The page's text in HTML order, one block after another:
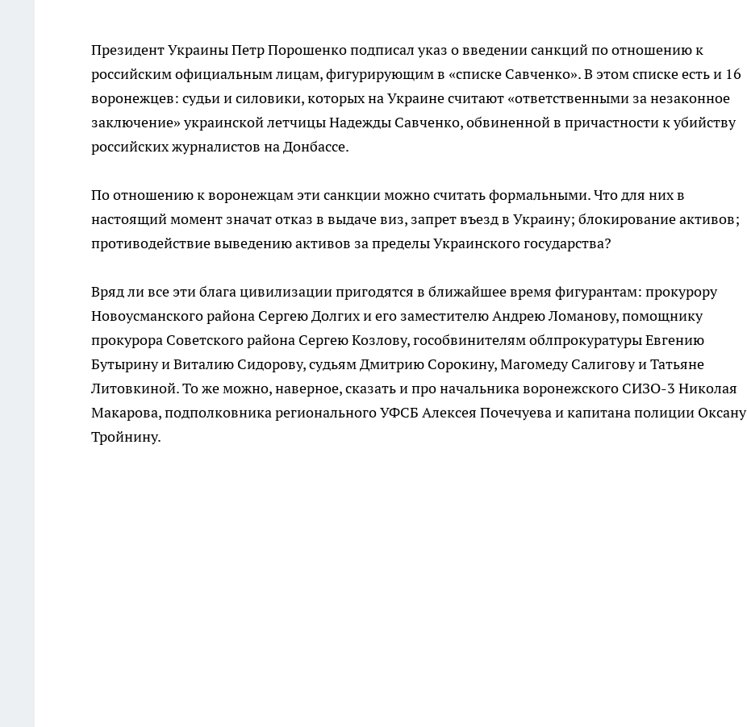
Президент Украины Петр Порошенко подписал указ о введении санкций по отношению к
российским официальным лицам, фигурирующим в «списке Савченко». В этом списке есть и 16
воронежцев: судьи и силовики, которых на Украине считают «ответственными за незаконное
заключение» украинской летчицы Надежды Савченко, обвиненной в причастности к убийству
российских журналистов на Донбассе.
По отношению к воронежцам эти санкции можно считать формальными. Что для них в
настоящий момент значат отказ в выдаче виз, запрет въезд в Украину; блокирование активов;
противодействие выведению активов за пределы Украинского государства?
Вряд ли все эти блага цивилизации пригодятся в ближайшее время фигурантам: прокурору
Новоусманского района Сергею Долгих и его заместителю Андрею Ломанову, помощнику
прокурора Советского района Сергею Козлову, гособвинителям облпрокуратуры Евгению
Бутырину и Виталию Сидорову, судьям Дмитрию Сорокину, Магомеду Салигову и Татьяне
Литовкиной. То же можно, наверное, сказать и про начальника воронежского СИЗО-3 Николая
Макарова, подполковника регионального УФСБ Алексея Почечуева и капитана полиции Оксану
Тройнину.